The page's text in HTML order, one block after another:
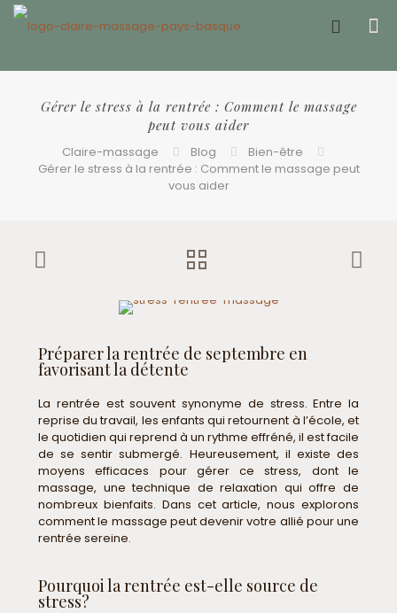
Gérer le stress à la rentrée : Comment le massage
peut vous aider
Claire-massage Blog
Bien-être
Gérer le stress à la rentrée : Comment le massage peut
vous aider
Préparer la rentrée de septembre en
favorisant la détente
La rentrée est souvent synonyme de stress. Entre la
reprise du travail, les enfants qui retournent à l’école, et
le quotidien qui reprend à un rythme effréné, il est facile
de se sentir submergé. Heureusement, il existe des
moyens efficaces pour gérer ce stress, dont le
massage, une technique de relaxation qui offre de
nombreux bienfaits. Dans cet article, nous explorons
comment le massage peut devenir votre allié pour une
rentrée sereine.
Pourquoi la rentrée est-elle source de
stress?
Offrir un bon cadeau ❤️